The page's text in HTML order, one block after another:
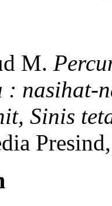
M.
: nasihat-
Sinis
Presind,